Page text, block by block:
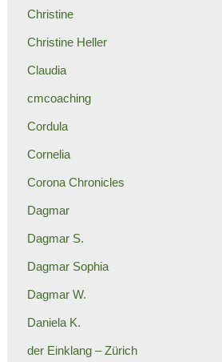
Christine
Christine Heller
Claudia
cmcoaching
Cordula
Cornelia
Corona Chronicles
Dagmar
Dagmar S.
Dagmar Sophia
Dagmar W.
Daniela K.
der Einklang – Zürich